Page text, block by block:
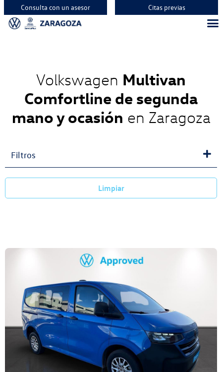
Consulta con un asesor Citas previas
Volkswagen Multivan
Comfortline de segunda
mano y ocasión en Zaragoza
Filtros
Limpiar